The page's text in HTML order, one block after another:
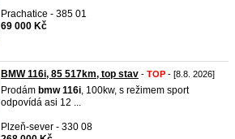
Prachatice - 385 01
69 000 Kč
BMW 116i, 85 517km, top stav - TOP - [8.8. 2026]
Prodám bmw 116i, 100kw, s režimem sport
odpovídá asi 12 ...
Plzeň-sever - 330 08